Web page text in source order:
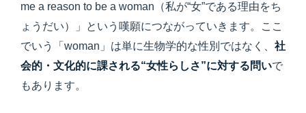
me a reason to be a woman（私が“女”である理由をち
ょうだい）」という嘆願につながっていきます。ここ
でいう「woman」は単に生物学的な性別ではなく、 社
会的・文化的に課される“女性らしさ”に対する問いで
もあります。